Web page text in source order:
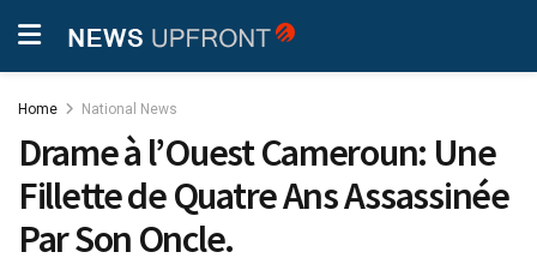
Home National News
Drame à l’Ouest Cameroun: Une
Fillette de Quatre Ans Assassinée
Par Son Oncle.